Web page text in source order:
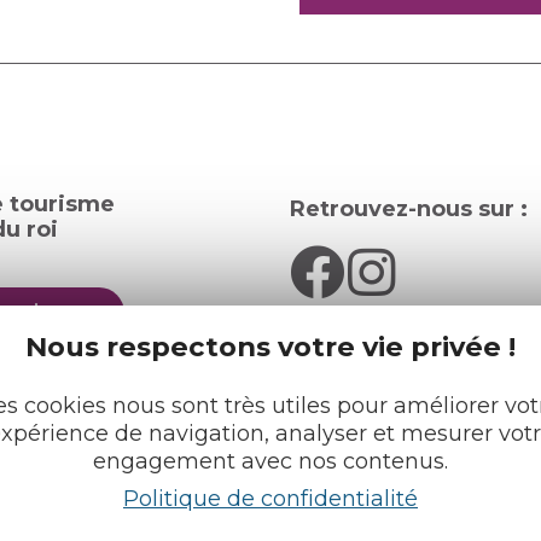
Nous respectons votre vie privée !
cookies nous sont très utiles pour améliorer
de navigation, analyser et mesurer
engagement avec nos contenus.
Politique de confidentialité
tourisme
roi
Retrouvez-nous sur :
Espace pro
Partenaires
Français
English